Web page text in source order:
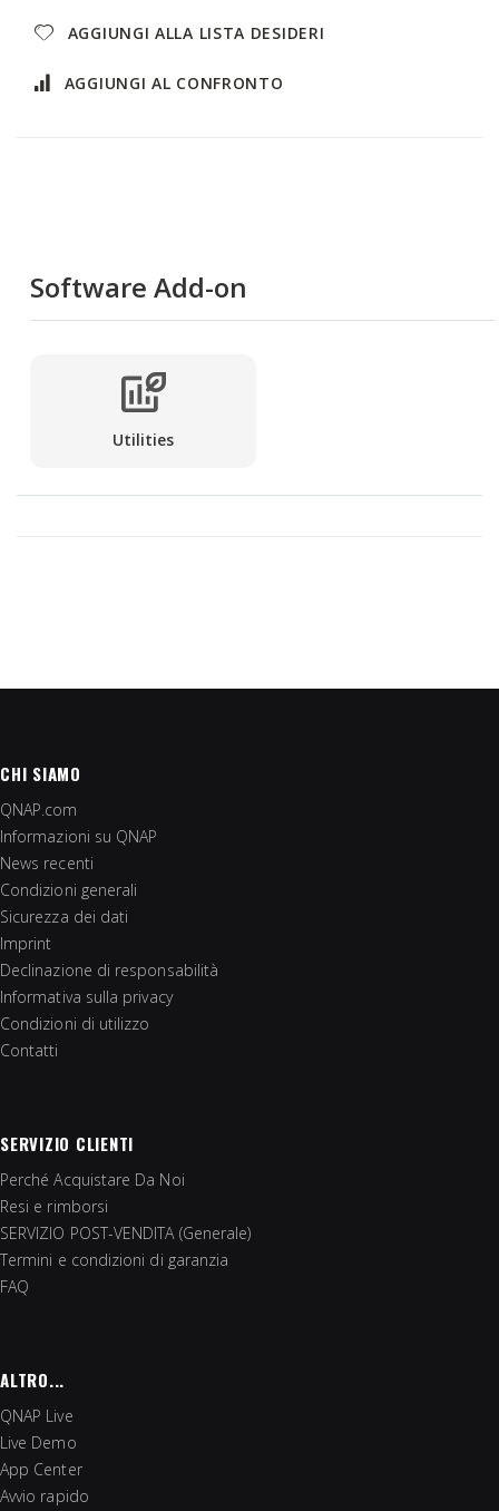
AGGIUNGI ALLA LISTA DESIDERI
AGGIUNGI AL CONFRONTO
Software Add-on
Utilities
CHI SIAMO
QNAP.com
Informazioni su QNAP
News recenti
Condizioni generali
Sicurezza dei dati
Imprint
Declinazione di responsabilità
Informativa sulla privacy
Condizioni di utilizzo
Contatti
SERVIZIO CLIENTI
Perché Acquistare Da Noi
Resi e rimborsi
SERVIZIO POST-VENDITA (Generale)
Termini e condizioni di garanzia
FAQ
ALTRO...
QNAP Live
Live Demo
App Center
Avvio rapido